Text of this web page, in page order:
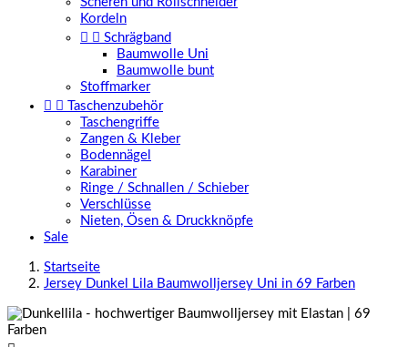
Kordeln
  Schrägband
Baumwolle Uni
Baumwolle bunt
Stoffmarker
 
Taschenzubehör
Taschengriffe
Zangen & Kleber
Bodennägel
Karabiner
Ringe / Schnallen / Schieber
Verschlüsse
Nieten, Ösen & Druckknöpfe
Sale
Startseite
Jersey Dunkel Lila Baumwolljersey Uni in 69 Farben